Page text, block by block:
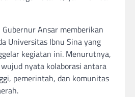
Ansar memberikan
Universitas Ibnu Sina yang
kegiatan ini. Menurutnya,
nyata kolaborasi antara
pemerintah, dan komunitas